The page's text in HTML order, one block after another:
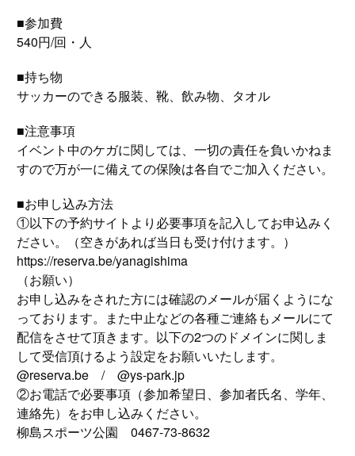
■参加費
540円/回・人
■持ち物
サッカーのできる服装、靴、飲み物、タオル
■注意事項
イベント中のケガに関しては、一切の責任を負いかねま
すので万が一に備えての保険は各自でご加入ください。
■お申し込み方法
①以下の予約サイトより必要事項を記入してお申込みく
ださい。（空きがあれば当日も受け付けます。）
https://reserva.be/yanagishima
（お願い）
お申し込みをされた方には確認のメールが届くようにな
っております。また中止などの各種ご連絡もメールにて
配信をさせて頂きます。以下の2つのドメインに関しま
して受信頂けるよう設定をお願いいたします。
@reserva.be / @ys-park.jp
②お電話で必要事項（参加希望日、参加者氏名、学年、
連絡先）をお申し込みください。
柳島スポーツ公園 0467-73-8632